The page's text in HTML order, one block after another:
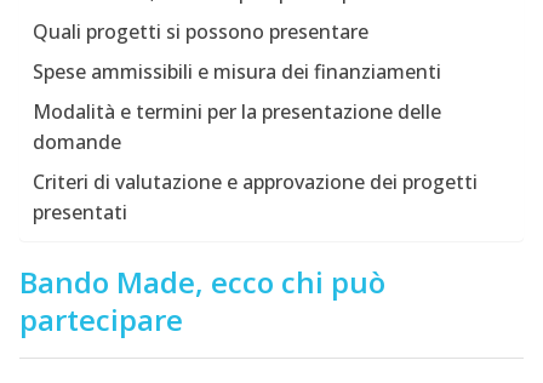
Quali progetti si possono presentare
Spese ammissibili e misura dei finanziamenti
Modalità e termini per la presentazione delle
domande
Criteri di valutazione e approvazione dei progetti
presentati
Bando Made, ecco chi può
partecipare